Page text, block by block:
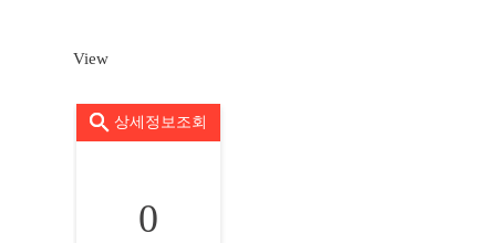
View
상세정보조회
0